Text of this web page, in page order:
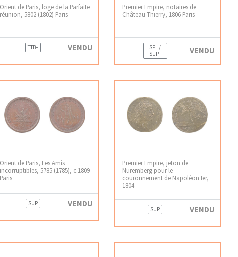
Orient de Paris, loge de la Parfaite
réunion, 5802 (1802) Paris
TTB+ VENDU
Premier Empire, notaires de
Château-Thierry, 1806 Paris
SPL /
SUP+
VENDU
Orient de Paris, Les Amis
incorruptibles, 5785 (1785), c.1809
Paris
SUP VENDU
Premier Empire, jeton de
Nuremberg pour le
couronnement de Napoléon Ier,
1804
SUP VENDU